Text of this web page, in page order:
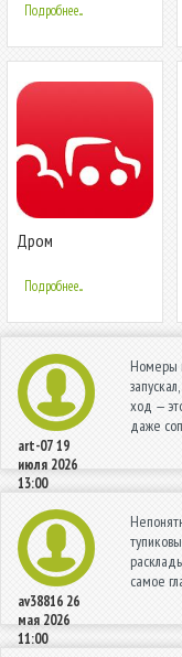
авто
Подробнее...
Дром
Подробнее...
art-0719
июля 2026
13:00
Номеры
ход —
даже
av38816 26
мая 2026
11:00
самое